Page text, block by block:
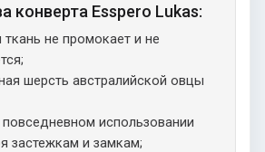
конверта Esspero Lukas:
ткань не промокает и не
шерсть австралийской овцы
использовании
застежкам и замкам;